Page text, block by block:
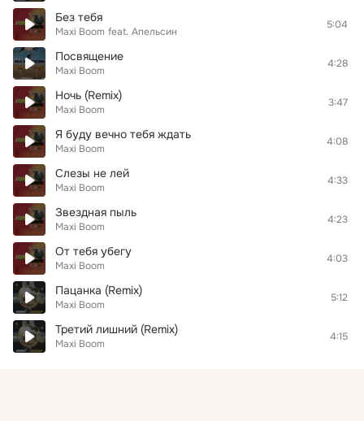
Без тебя
Maxi Boom feat. Апельсин
5:04
Посвящение
Maxi Boom
4:28
Ночь (Remix)
Maxi Boom
3:47
Я буду вечно тебя ждать
Maxi Boom
4:08
Слезы не лей
Maxi Boom
4:33
Звездная пыль
Maxi Boom
4:23
От тебя убегу
Maxi Boom
4:03
Пацанка (Remix)
Maxi Boom
5:12
Третий лишний (Remix)
Maxi Boom
4:15